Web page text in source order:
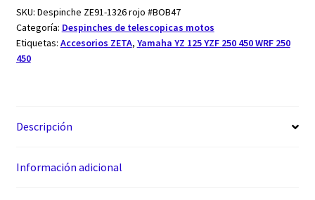
SKU: Despinche ZE91-1326 rojo #BOB47
Categoría: Despinches de telescopicas motos
Etiquetas: Accesorios ZETA, Yamaha YZ 125 YZF 250 450 WRF 250
450
Descripción
Información adicional